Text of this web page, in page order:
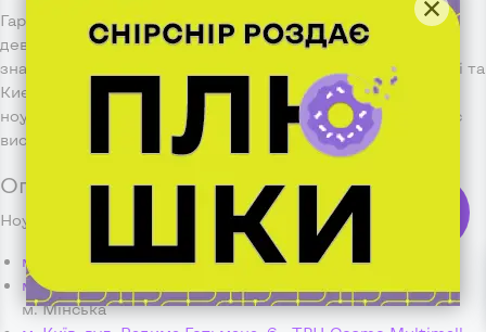
Гарантом якості роботи є відгуки наших клієнтів та
дев'ятирічний досвід роботи. Магазини компанії
знаходяться в найбільших містах України - Харкові, Дніпрі та
Києві і раді надати Вам свою допомогу в підборі кращого
ноутбука з Європи. З 2014 року компанія працює та радує
високоякісною недорогою технікою всю нашу країну.
Оплата та доставка ноутбуків з Європи
Ноутбук можна забрати самостійно з таких магазинів:
м. Київ, вул. Велика Васильківська, 65- м. Олімпійська
м. Київ, пр. Оболонський, 19 - ТЦ Smart Plaza Obolon
м. Мінська